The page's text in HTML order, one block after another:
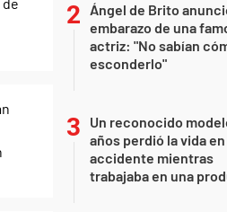
Ángel de Brito
embarazo de una
actriz: "No sabían
esconderlo"
Un reconocido
años perdió la vida
accidente mientras
trabajaba en una